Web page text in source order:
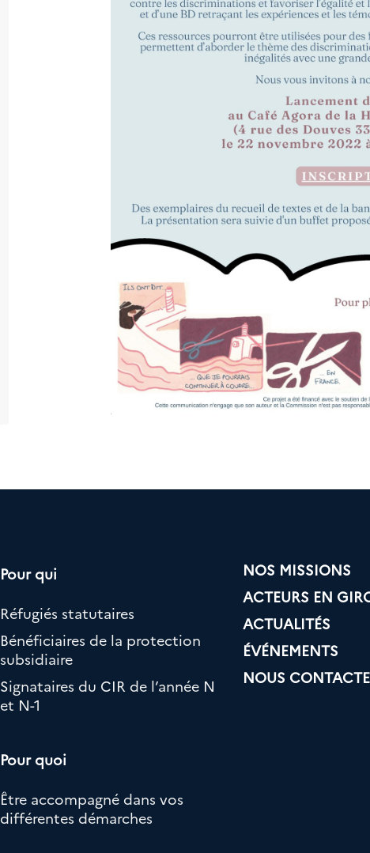
Pour qui
Réfugiés statutaires
Bénéficiaires de la protection
subsidiaire
Signataires du CIR de l’année N
et N-1
Pour quoi
Être accompagné dans vos
différentes démarches
NOS MISSIONS
ACTEURS EN
ACTUALITÉS
ÉVÉNEMENTS
NOUS